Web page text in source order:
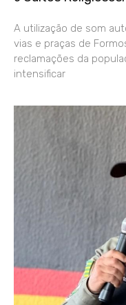
A utilização de som
vias e praças de
reclamações da
intensificar